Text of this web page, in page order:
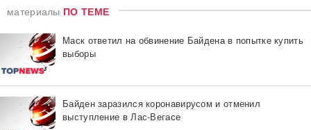
материалы ПО ТЕМЕ
Маск ответил на обвинение Байдена в попытке купить
выборы
Байден заразился коронавирусом и отменил
выступление в Лас-Вегасе